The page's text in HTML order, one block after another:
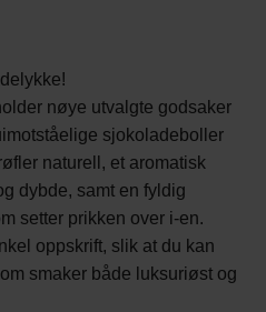
nøye utvalgte godsaker
sjokoladeboller
naturell, et aromatisk
dybde, samt en fyldig
setter prikken over i-en.
oppskrift, slik at du kan
smaker både luksuriøst og